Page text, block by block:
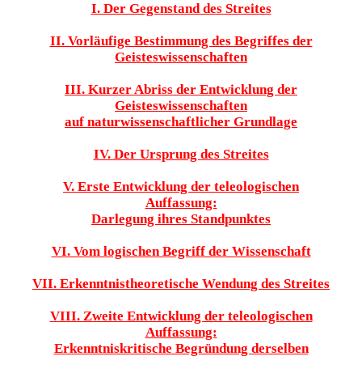
I. Der Gegenstand des Streites
II. Vorläufige Bestimmung des Begriffes der
Geisteswissenschaften
III. Kurzer Abriss der Entwicklung der
Geisteswissenschaften
auf naturwissenschaftlicher Grundlage
IV. Der Ursprung des Streites
V. Erste Entwicklung der teleologischen
Auffassung:
Darlegung ihres Standpunktes
VI. Vom logischen Begriff der Wissenschaft
VII. Erkenntnistheoretische Wendung des Streites
VIII. Zweite Entwicklung der teleologischen
Auffassung:
Erkenntniskritische Begründung derselben